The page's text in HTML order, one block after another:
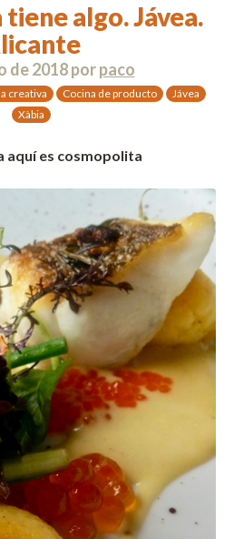
algo. Jávea.
de 2018porpaco
creativa Cocina de producto
Jávea
Xàbia
aquí es cosmopolita